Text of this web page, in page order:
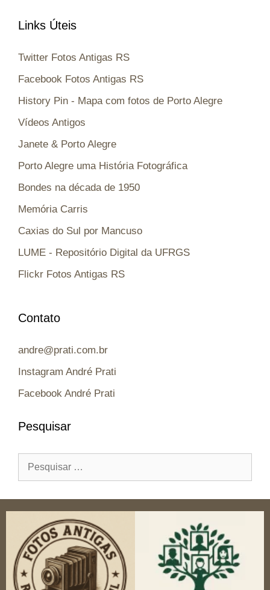
Links Úteis
Twitter Fotos Antigas RS
Facebook Fotos Antigas RS
History Pin - Mapa com fotos de Porto Alegre
Vídeos Antigos
Janete & Porto Alegre
Porto Alegre uma História Fotográfica
Bondes na década de 1950
Memória Carris
Caxias do Sul por Mancuso
LUME - Repositório Digital da UFRGS
Flickr Fotos Antigas RS
Contato
andre@prati.com.br
Instagram André Prati
Facebook André Prati
Pesquisar
por: